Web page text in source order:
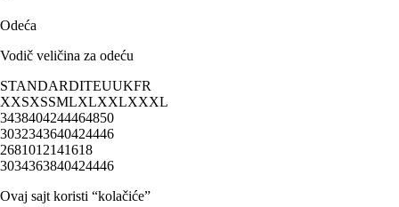
Odeća
Vodič veličina za odeću
STANDARDITEUUKFR
XXSXSSMLXLXXLXXXL
3438404244464850
3032343640424446
2681012141618
3034363840424446
Ovaj sajt koristi “kolačiće”